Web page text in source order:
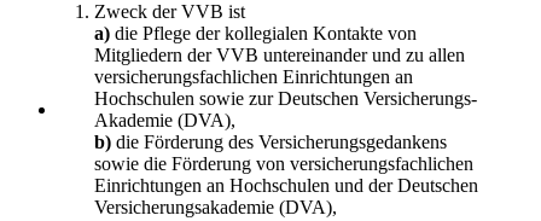
Zweck der VVB ist
a) die Pflege der kollegialen Kontakte von
Mitgliedern der VVB untereinander und zu allen
versicherungsfachlichen Einrichtungen an
Hochschulen sowie zur Deutschen Versicherungs-
Akademie (DVA),
b) die Förderung des Versicherungsgedankens
sowie die Förderung von versicherungsfachlichen
Einrichtungen an Hochschulen und der Deutschen
Versicherungsakademie (DVA),